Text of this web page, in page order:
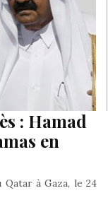
: Hamad
en
à Gaza, le 24